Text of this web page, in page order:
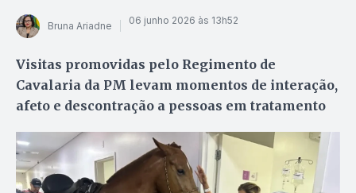
Bruna Ariadne 06 junho 2026 às 13h52
Visitas promovidas pelo Regimento de
Cavalaria da PM levam momentos de interação,
afeto e descontração a pessoas em tratamento